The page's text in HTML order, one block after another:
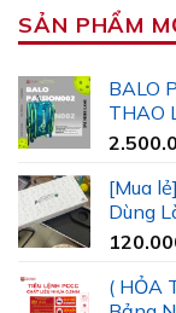
SẢN PHẨM
BALO
THAO
[Mua
Dùng
( HỎA